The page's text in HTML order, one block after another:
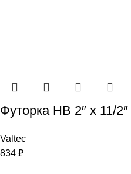
Футорка НВ 2″ x 11/2″
Valtec
834 ₽